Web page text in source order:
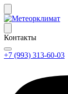
Контакты
+7 (993) 313-60-03